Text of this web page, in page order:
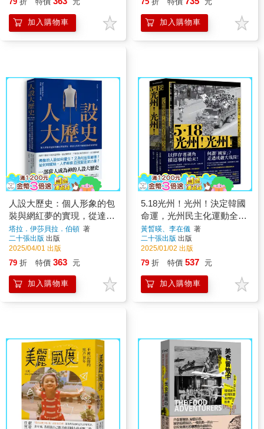
加入購物車 加入購物車
人設大歷史：個人形象的包
裝與網紅夢的實現，從達文
西到卡戴珊家族的自我塑造
塔拉．伊莎貝拉．伯頓 著
二十張出版 出版
2025/04/01 出版
79 折 特價 363 元
加入購物車
5.18光州！光州！決定韓國
命運，光州民主化運動全記
錄
黃晳暎、李在儀 著
二十張出版 出版
2025/01/02 出版
79 折 特價 537 元
加入購物車